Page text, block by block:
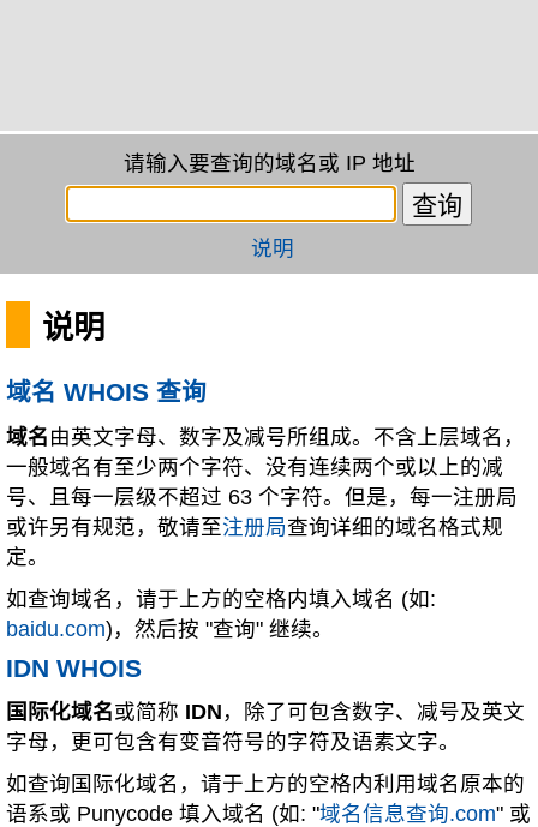
请输入要查询的域名或 IP 地址
说明
说明
域名 WHOIS 查询
域名 由英文字母、数字及减号所组成。不含上层域名，
一般域名有至少两个字符、没有连续两个或以上的减
号、且每一层级不超过 63 个字符。但是，每一注册局
或许另有规范，敬请至注册局查询详细的域名格式规
定。
如查询域名，请于上方的空格内填入域名 (如:
baidu.com)，然后按 "查询" 继续。
IDN WHOIS
国际化域名或简称 IDN ，除了可包含数字、减号及英文
字母，更可包含有变音符号的字符及语素文字。
如查询国际化域名，请于上方的空格内利用域名原本的
语系或 Punycode 填入域名 (如: "域名信息查询.com" 或